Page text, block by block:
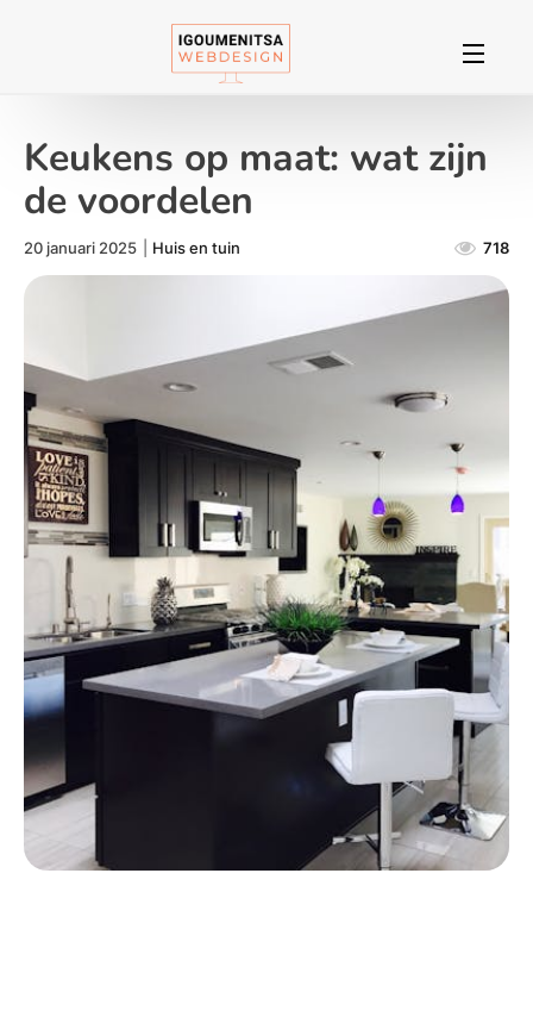
Keukens op maat: wat zijn
de voordelen
20 januari 2025 Huis en tuin 718